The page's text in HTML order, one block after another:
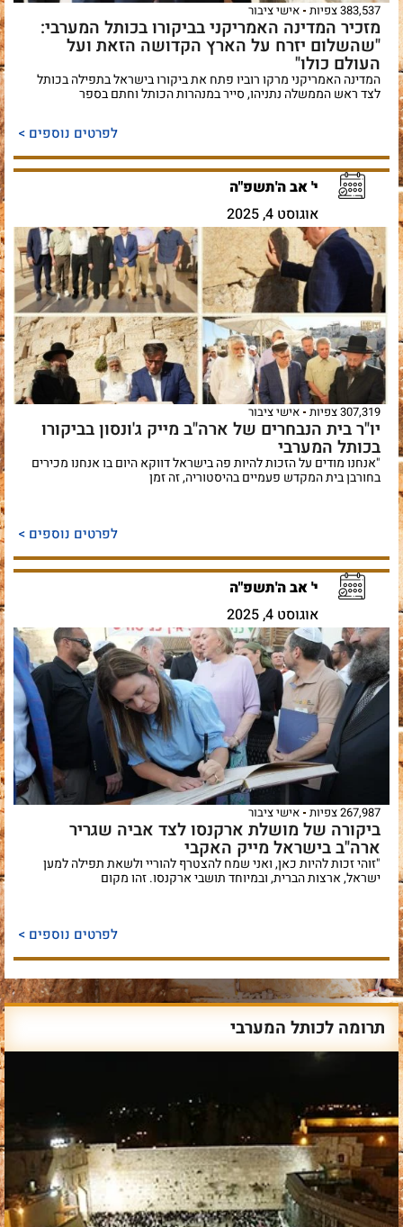
383,537 צפיות אישי ציבור
מזכיר המדינה האמריקני בביקורו בכותל המערבי:
"שהשלום יזרח על הארץ הקדושה הזאת ועל
העולם כולו"
המדינה האמריקני מרקו רוביו פתח את ביקורו בישראל בתפילה בכותל
לצד ראש הממשלה נתניהו, סייר במנהרות הכותל וחתם בספר
לפרטים נוספים >
י' אב ה'תשפ"ה
אוגוסט 4, 2025
307,319 צפיות אישי ציבור
יו"ר בית הנבחרים של ארה"ב מייק ג'ונסון בביקורו
בכותל המערבי
"אנחנו מודים על הזכות להיות פה בישראל דווקא היום בו אנחנו מכירים
בחורבן בית המקדש פעמיים בהיסטוריה, זה זמן
לפרטים נוספים >
י' אב ה'תשפ"ה
אוגוסט 4, 2025
267,987 צפיות אישי ציבור
ביקורה של מושלת ארקנסו לצד אביה שגריר
ארה"ב בישראל מייק האקבי
"זוהי זכות להיות כאן, ואני שמח להצטרף להוריי ולשאת תפילה למען
ישראל, ארצות הברית, ובמיוחד תושבי ארקנסו. זהו מקום
לפרטים נוספים >
תרומה לכותל המערבי